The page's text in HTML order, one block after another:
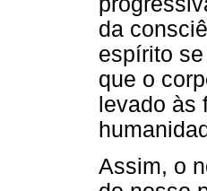
da
espírito
que o
levado
Assim, o